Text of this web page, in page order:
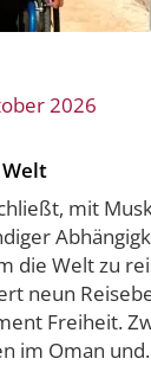
2026
mit
die Welt zu
neun
Freiheit.
im Oman